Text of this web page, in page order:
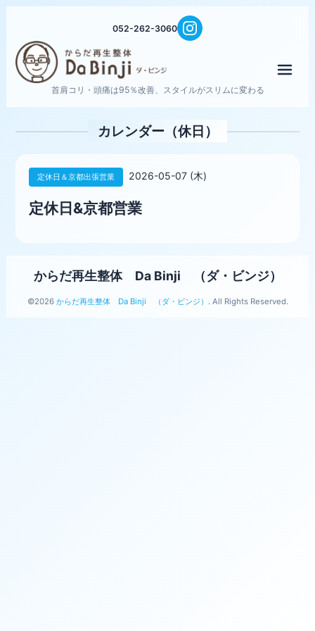
052-262-3060
首肩コリ・頭痛は95％改善、スタイルがスリムに変わる
カレンダー（休日）
定休日＆京都出張営業 2026-05-07 (木)
定休日&京都営業
からだ再生整体 Da Binji （ダ・ビンジ）
©2026 からだ再生整体 Da Binji （ダ・ビンジ） . All Rights Reserved.